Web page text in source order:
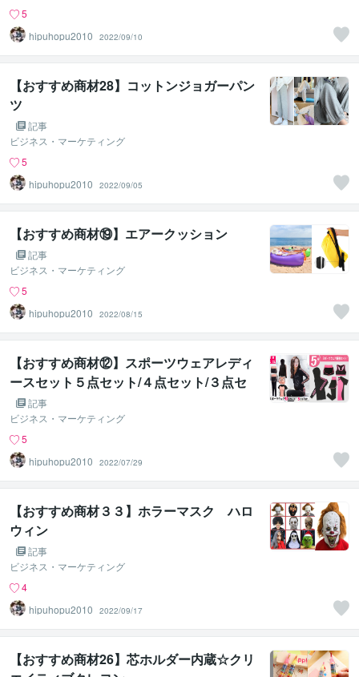
5
hipuhopu2010
2022/09/10
【おすすめ商材28】コットンジョガーパン
ツ
記事
ビジネス・マーケティング
5
hipuhopu2010
2022/09/05
【おすすめ商材⑲】エアークッション
記事
ビジネス・マーケティング
5
hipuhopu2010
2022/08/15
【おすすめ商材⑫】スポーツウェアレディ
ースセット５点セット/４点セット/３点セ
ット記事
ビジネス・マーケティング
5
hipuhopu2010
2022/07/29
【おすすめ商材３３】ホラーマスク ハロ
ウィン
記事
ビジネス・マーケティング
4
hipuhopu2010
2022/09/17
【おすすめ商材26】芯ホルダー内蔵☆クリ